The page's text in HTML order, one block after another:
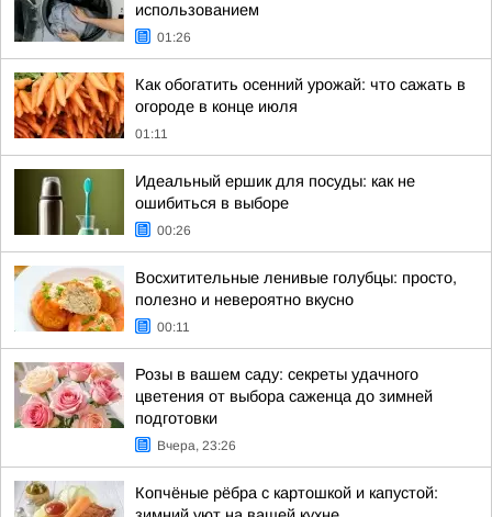
использованием
01:26
Как обогатить осенний урожай: что сажать в
огороде в конце июля
01:11
Идеальный ершик для посуды: как не
ошибиться в выборе
00:26
Восхитительные ленивые голубцы: просто,
полезно и невероятно вкусно
00:11
Розы в вашем саду: секреты удачного
цветения от выбора саженца до зимней
подготовки
Вчера, 23:26
Копчёные рёбра с картошкой и капустой: